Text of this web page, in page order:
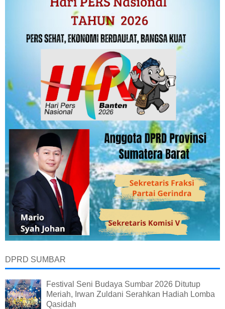
DPRD SUMBAR
Festival Seni Budaya Sumbar 2026 Ditutup
Meriah, Irwan Zuldani Serahkan Hadiah Lomba
Qasidah